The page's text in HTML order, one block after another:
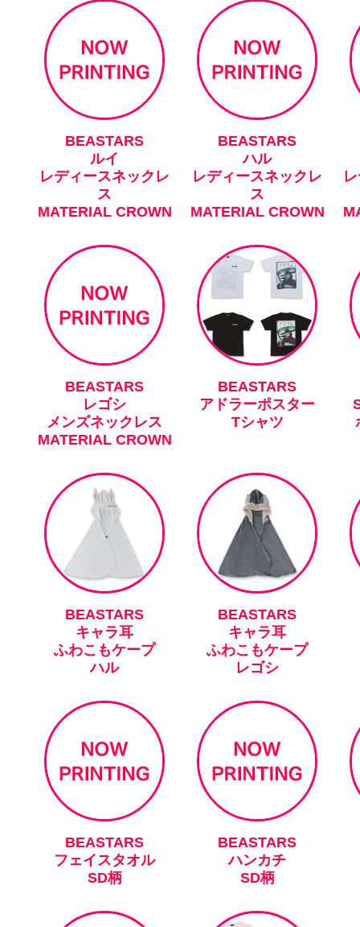
BEASTARS
ルイ
レディースネックレ
ス
MATERIAL CROWN
BEASTARS
ハル
レディースネックレ
ス
MATERIAL CROWN
BEASTARS
レゴシ
メンズネックレス
MATERIAL CROWN
BEASTARS
アドラーポスター
Tシャツ
BEASTARS
キャラ耳
ふわこもケープ
ハル
BEASTARS
キャラ耳
ふわこもケープ
レゴシ
BEASTARS
フェイスタオル
SD柄
BEASTARS
ハンカチ
SD柄